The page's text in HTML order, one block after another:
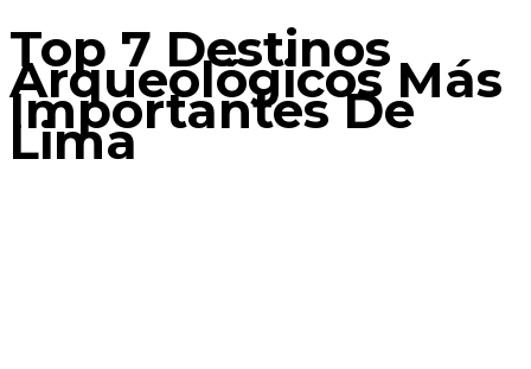
Top 7 Destinos
Arqueológicos Más
Importantes De
Lima